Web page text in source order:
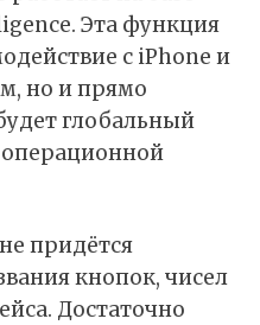
Эта функция
с iPhone и
но и прямо
глобальный
придётся
кнопок, чисел
Достаточно